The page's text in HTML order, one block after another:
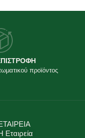
προϊόντος
Εταιρεία